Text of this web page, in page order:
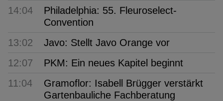
14:04
Philadelphia: 55. Fleuroselect-
Convention
13:02
Javo: Stellt Javo Orange vor
12:07
PKM: Ein neues Kapitel beginnt
11:04
Gramoflor: Isabell Brügger verstärkt
Gartenbauliche Fachberatung